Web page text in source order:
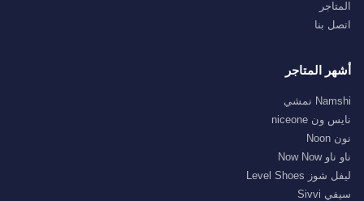
المتاجر
اتصل بنا
أشهر المتاجر
Namshi نمشي
نايس ون niceone
نون Noon
ناو ناو Now Now
ليفل شوز Level Shoes
سيفي Sivvi